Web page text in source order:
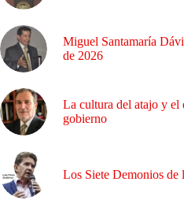
Miguel Santamaría
de 2026
La cultura del atajo y el
gobierno
Los Siete Demonios de